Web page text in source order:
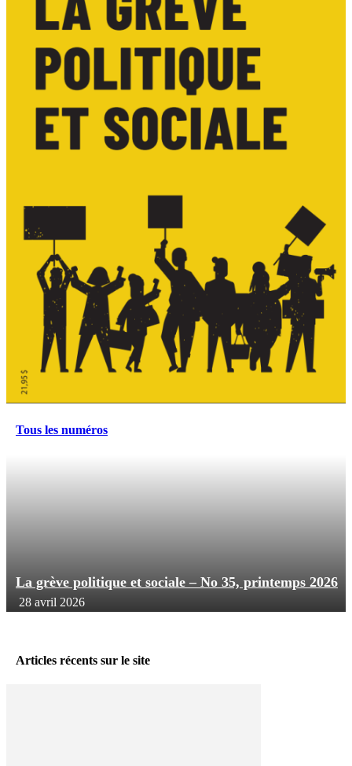
Tous les numéros
La grève politique et sociale – No 35, printemps 2026
28 avril 2026
Articles récents sur le site